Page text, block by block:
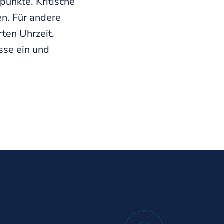
Für andere
Uhrzeit.
ein und